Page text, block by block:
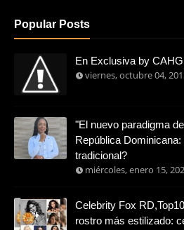
Popular Posts
En Exclusiva by CAHG
viernes, octubre 04,
"El nuevo paradigma
República
tradicional?
miércoles, enero 15,
Celebrity Fox
rostro más estilizado: